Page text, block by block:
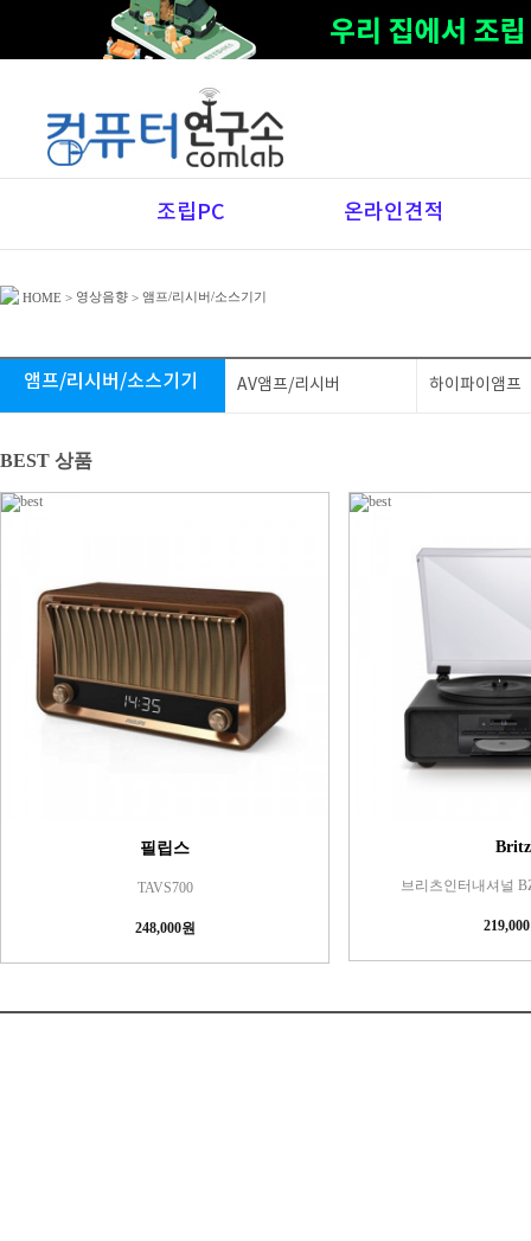
조립PC 온라인견적
HOME > 영상음향 > 앰프/리시버/소스기기
앰프/리시버/소스기기 AV앰프/리시버 하이파이앰프
BEST 상품
필립스
TAVS700
248,000원
Britz
브리츠인터내셔널